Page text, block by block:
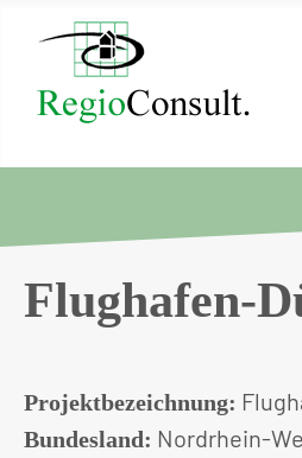
Flughafen-
Projektbezeichnung:
Bundesland: Nordrhein-